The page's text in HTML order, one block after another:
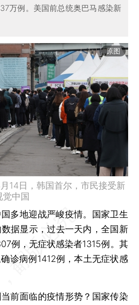
万例。美国前总统奥巴马感染新
原图
14日，韩国首尔，市民接受新
中国
国多地迎战严峻疫情。国家卫生
据显示，过去一天内，全国新
例，无症状感染者1315例。其
诊病例1412例，本土无症状感
面临的疫情形势？国家传染